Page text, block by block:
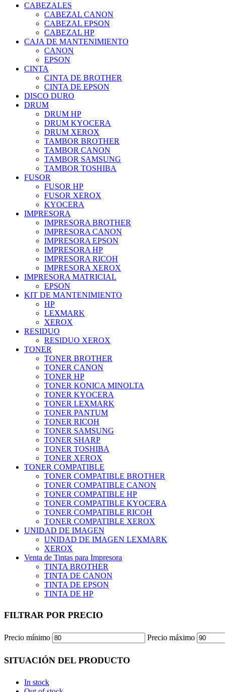
CABEZALES
CABEZAL CANON
CABEZAL EPSON
CABEZAL HP
CAJA DE MANTENIMIENTO
CANON
EPSON
CINTA
CINTA DE BROTHER
CINTA DE EPSON
DISCO DURO
DRUM
DRUM HP
DRUM KYOCERA
DRUM XEROX
TAMBOR BROTHER
TAMBOR CANON
TAMBOR SAMSUNG
TAMBOR TOSHIBA
FUSOR
FUSOR HP
FUSOR XEROX
KYOCERA
IMPRESORA
IMPRESORA BROTHER
IMPRESORA CANON
IMPRESORA EPSON
IMPRESORA HP
IMPRESORA RICOH
IMPRESORA XEROX
IMPRESORA MATRICIAL
EPSON
KIT DE MANTENIMIENTO
HP
LEXMARK
XEROX
RESIDUO
RESIDUO XEROX
TONER
TONER BROTHER
TONER CANON
TONER HP
TONER KONICA MINOLTA
TONER KYOCERA
TONER LEXMARK
TONER PANTUM
TONER RICOH
TONER SAMSUNG
TONER SHARP
TONER TOSHIBA
TONER XEROX
TONER COMPATIBLE
TONER COMPATIBLE BROTHER
TONER COMPATIBLE CANON
TONER COMPATIBLE HP
TONER COMPATIBLE KYOCERA
TONER COMPATIBLE RICOH
TONER COMPATIBLE XEROX
UNIDAD DE IMAGEN
UNIDAD DE IMAGEN LEXMARK
XEROX
Venta de Tintas para Impresora
TINTA BROTHER
TINTA DE CANON
TINTA DE EPSON
TINTA DE HP
FILTRAR POR PRECIO
Precio mínimo Precio máximo
SITUACIÓN DEL PRODUCTO
In stock